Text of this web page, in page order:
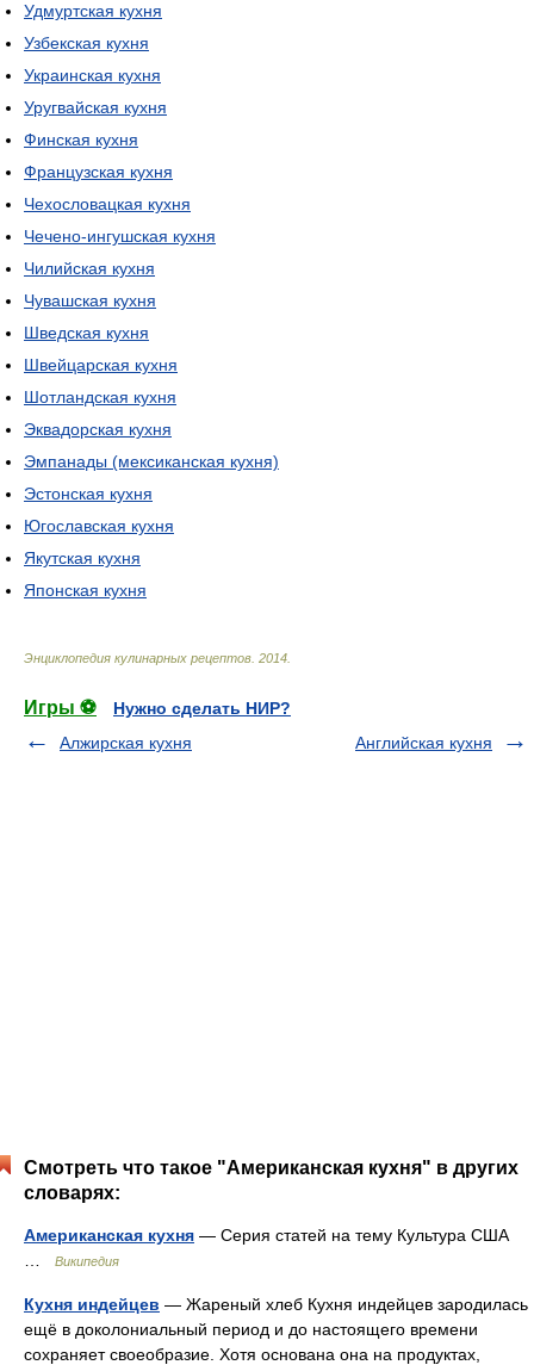
Удмуртская кухня
Узбекская кухня
Украинская кухня
Уругвайская кухня
Финская кухня
Французская кухня
Чехословацкая кухня
Чечено-ингушская кухня
Чилийская кухня
Чувашская кухня
Шведская кухня
Швейцарская кухня
Шотландская кухня
Эквадорская кухня
Эмпанады (мексиканская кухня)
Эстонская кухня
Югославская кухня
Якутская кухня
Японская кухня
Энциклопедия кулинарных рецептов 2014
Игры ⚽
Нужно сделать НИР?
Алжирская кухня
Английская кухня
Смотреть что такое "Американская кухня" в других
словарях:
Американская кухня — Cерия статей на тему Культура США
Википедия
Кухня индейцев — Жареный хлеб Кухня индейцев зародилась
ещё в доколониальный период и до настоящего времени
сохраняет своеобразие. Хотя основана она на продуктах,